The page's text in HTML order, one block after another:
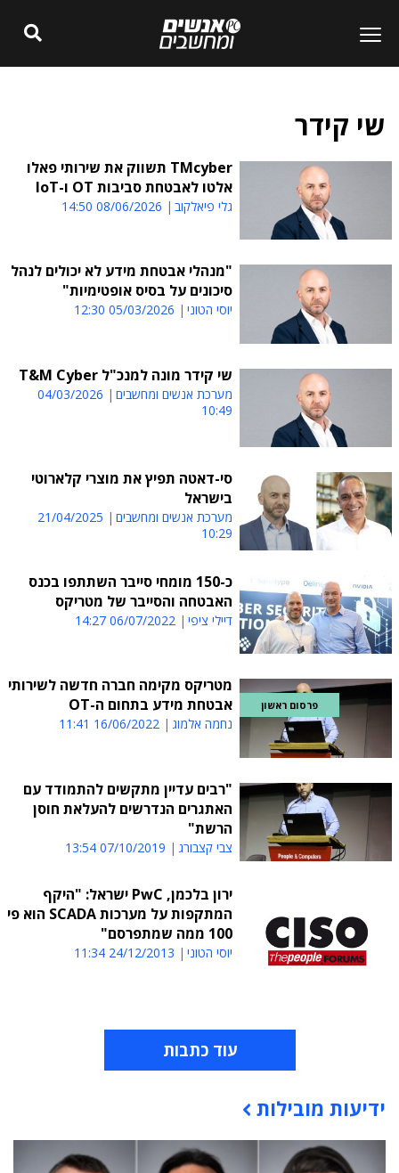
שי קידר
TMcyber תשווק את שירותי פאלו
אלטו לאבטחת סביבות OT ו-IoT
גלי פיאלקוב 08/06/2026 14:50
"מנהלי אבטחת מידע לא יכולים לנהל
סיכונים על בסיס אופטימיות"
יוסי הטוני 05/03/2026 12:30
שי קידר מונה למנכ"ל T&M Cyber
מערכת אנשים ומחשבים
04/03/2026
10:49
סי-דאטה תפיץ את מוצרי קלארוטי
בישראל
מערכת אנשים ומחשבים
21/04/2025
10:29
כ-150 מומחי סייבר השתתפו בכנס
האבטחה והסייבר של מטריקס
דיילי ציפי 06/07/2022 14:27
פרסום ראשון
מטריקס מקימה חברה חדשה לשירותי
אבטחת מידע בתחום ה-OT
נחמה אלמוג 16/06/2022 11:41
"רבים עדיין מתקשים להתמודד עם
האתגרים הנדרשים להעלאת חוסן
הרשת"
צבי קצבורג 07/10/2019 13:54
ירון בלכמן, PwC ישראל: "היקף
המתקפות על מערכות SCADA הוא פי
100 ממה שמתפרסם"
יוסי הטוני 24/12/2013 11:34
עוד כתבות
תוכן פרסומי
ידיעות מובילות